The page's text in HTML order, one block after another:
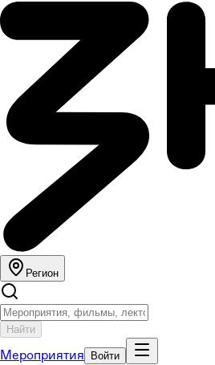
Регион
Найти
Мероприятия Войти